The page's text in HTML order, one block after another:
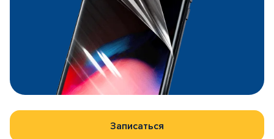
Записаться